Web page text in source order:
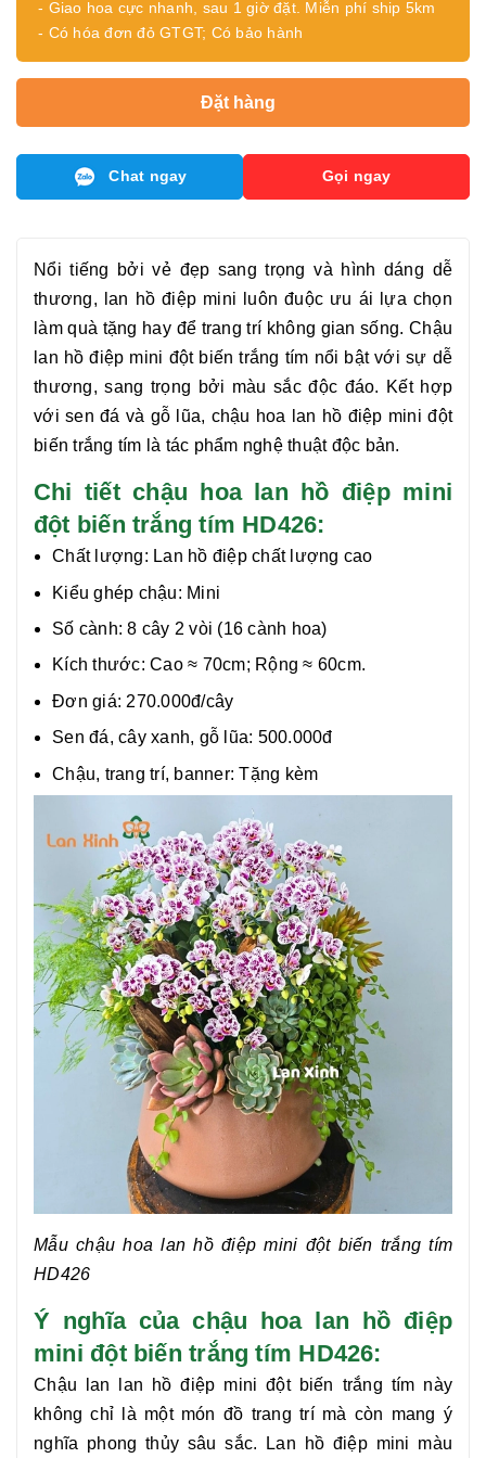
- Giao hoa cực nhanh, sau 1 giờ đặt. Miễn phí ship 5km
- Có hóa đơn đỏ GTGT; Có bảo hành
Đặt hàng
Chat ngay Gọi ngay
Nổi tiếng bởi vẻ đẹp sang trọng và hình dáng dễ
thương, lan hồ điệp mini luôn đuộc ưu ái lựa chọn
làm quà tặng hay để trang trí không gian sống. Chậu
lan hồ điệp mini đột biến trắng tím nổi bật với sự dễ
thương, sang trọng bởi màu sắc độc đáo. Kết hợp
với sen đá và gỗ lũa, chậu hoa
lan hồ điệp mini đột
biến trắng tím là tác phẩm nghệ thuật độc bản.
Chi tiết chậu hoa lan hồ điệp mini
đột biến trắng tím HD426:
Chất lượng: Lan hồ điệp chất lượng cao
Kiểu ghép chậu: Mini
Số cành: 8 cây 2 vòi (16 cành hoa)
Kích thước: Cao ≈ 70cm; Rộng ≈ 60cm.
Đơn giá: 270.000đ/cây
Sen đá, cây xanh, gỗ lũa: 500.000đ
Chậu, trang trí, banner: Tặng kèm
Mẫu chậu hoa lan hồ điệp mini đột biến trắng tím
HD426
Ý nghĩa của chậu hoa lan hồ điệp
mini đột biến trắng tím HD426:
Chậu lan lan hồ điệp mini đột biến trắng tím này
không chỉ là một món đồ trang trí mà còn mang ý
nghĩa phong thủy sâu sắc. Lan hồ điệp mini màu